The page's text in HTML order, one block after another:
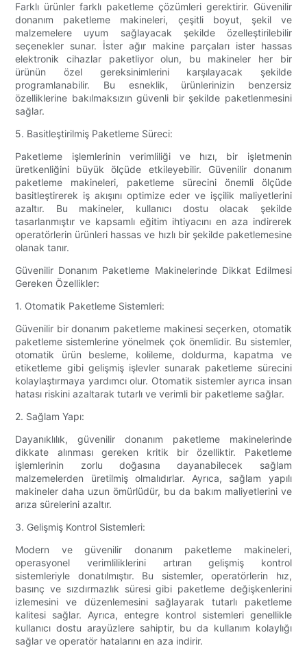
Farklı ürünler farklı paketleme çözümleri gerektirir. Güvenilir
donanım paketleme makineleri, çeşitli boyut, şekil ve
malzemelere uyum sağlayacak şekilde özelleştirilebilir
seçenekler sunar. İster ağır makine parçaları ister hassas
elektronik cihazlar paketliyor olun, bu makineler her bir
ürünün özel gereksinimlerini karşılayacak şekilde
programlanabilir. Bu esneklik, ürünlerinizin benzersiz
özelliklerine bakılmaksızın güvenli bir şekilde paketlenmesini
sağlar.
5. Basitleştirilmiş Paketleme Süreci:
Paketleme işlemlerinin verimliliği ve hızı, bir işletmenin
üretkenliğini büyük ölçüde etkileyebilir. Güvenilir donanım
paketleme makineleri, paketleme sürecini önemli ölçüde
basitleştirerek iş akışını optimize eder ve işçilik maliyetlerini
azaltır. Bu makineler, kullanıcı dostu olacak şekilde
tasarlanmıştır ve kapsamlı eğitim ihtiyacını en aza indirerek
operatörlerin ürünleri hassas ve hızlı bir şekilde paketlemesine
olanak tanır.
Güvenilir Donanım Paketleme Makinelerinde Dikkat Edilmesi
Gereken Özellikler:
1. Otomatik Paketleme Sistemleri:
Güvenilir bir donanım paketleme makinesi seçerken, otomatik
paketleme sistemlerine yönelmek çok önemlidir. Bu sistemler,
otomatik ürün besleme, kolileme, doldurma, kapatma ve
etiketleme gibi gelişmiş işlevler sunarak paketleme sürecini
kolaylaştırmaya yardımcı olur. Otomatik sistemler ayrıca insan
hatası riskini azaltarak tutarlı ve verimli bir paketleme sağlar.
2. Sağlam Yapı:
Dayanıklılık, güvenilir donanım paketleme makinelerinde
dikkate alınması gereken kritik bir özelliktir. Paketleme
işlemlerinin zorlu doğasına dayanabilecek sağlam
malzemelerden üretilmiş olmalıdırlar. Ayrıca, sağlam yapılı
makineler daha uzun ömürlüdür, bu da bakım maliyetlerini ve
arıza sürelerini azaltır.
3. Gelişmiş Kontrol Sistemleri:
Modern ve güvenilir donanım paketleme makineleri,
operasyonel verimliliklerini artıran gelişmiş kontrol
sistemleriyle donatılmıştır. Bu sistemler, operatörlerin hız,
basınç ve sızdırmazlık süresi gibi paketleme değişkenlerini
izlemesini ve düzenlemesini sağlayarak tutarlı paketleme
kalitesi sağlar. Ayrıca, entegre kontrol sistemleri genellikle
kullanıcı dostu arayüzlere sahiptir, bu da kullanım kolaylığı
sağlar ve operatör hatalarını en aza indirir.